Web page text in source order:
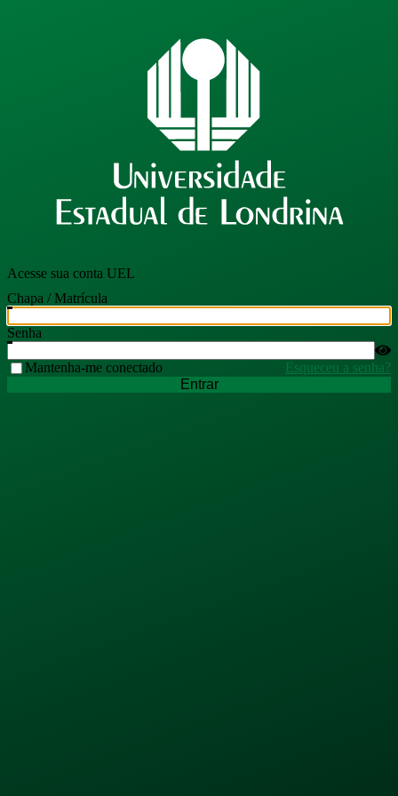
Acesse sua conta UEL
Chapa / Matrícula
Senha
Mantenha-me conectado
Esqueceu a senha?
Entrar